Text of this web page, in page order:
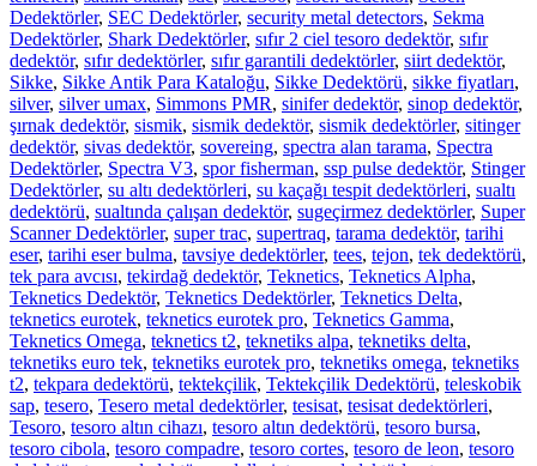
Dedektörler, SEC Dedektörler, security metal detectors, Sekma
Dedektörler, Shark Dedektörler, sıfır 2 ciel tesoro dedektör, sıfır
dedektör, sıfır dedektörler, sıfır garantili dedektörler, siirt dedektör,
Sikke, Sikke Antik Para Kataloğu, Sikke Dedektörü, sikke fiyatları,
silver, silver umax, Simmons PMR, sinifer dedektör, sinop dedektör,
şırnak dedektör, sismik, sismik dedektör, sismik dedektörler, sitinger
dedektör, sivas dedektör, sovereing, spectra alan tarama, Spectra
Dedektörler, Spectra V3, spor fisherman, ssp pulse dedektör, Stinger
Dedektörler, su altı dedektörleri, su kaçağı tespit dedektörleri, sualtı
dedektörü, sualtında çalışan dedektör, sugeçirmez dedektörler, Super
Scanner Dedektörler, super trac, supertraq, tarama dedektör, tarihi
eser, tarihi eser bulma, tavsiye dedektörler, tees, tejon, tek dedektörü,
tek para avcısı, tekirdağ dedektör, Teknetics, Teknetics Alpha,
Teknetics Dedektör, Teknetics Dedektörler, Teknetics Delta,
teknetics eurotek, teknetics eurotek pro, Teknetics Gamma,
Teknetics Omega, teknetics t2, teknetiks alpa, teknetiks delta,
teknetiks euro tek, teknetiks eurotek pro, teknetiks omega, teknetiks
t2, tekpara dedektörü, tektekçilik, Tektekçilik Dedektörü, teleskobik
sap, tesero, Tesero metal dedektörler, tesisat, tesisat dedektörleri,
Tesoro, tesoro altın cihazı, tesoro altın dedektörü, tesoro bursa,
tesoro cibola, tesoro compadre, tesoro cortes, tesoro de leon, tesoro